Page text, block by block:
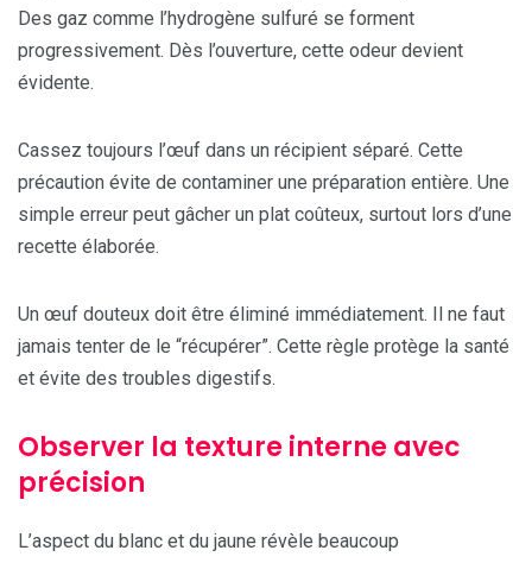
Des gaz comme l’hydrogène sulfuré se forment
progressivement. Dès l’ouverture, cette odeur devient
évidente.
Cassez toujours l’œuf dans un récipient séparé. Cette
précaution évite de contaminer une préparation entière. Une
simple erreur peut gâcher un plat coûteux, surtout lors d’une
recette élaborée.
Un œuf douteux doit être éliminé immédiatement. Il ne faut
jamais tenter de le “récupérer”. Cette règle protège la santé
et évite des troubles digestifs.
Observer la texture interne avec
précision
L’aspect du blanc et du jaune révèle beaucoup